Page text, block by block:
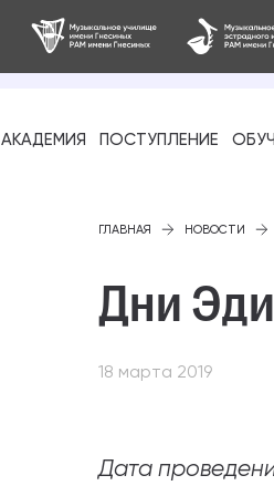
АКАДЕМИЯ ПОСТУПЛЕНИЕ
Бакалавриат
Специалитет
Ассистентура-стажировка
Дополнительное
ГЛАВНАЯ НОВОСТИ
Дни
18 марта 2019
Дата